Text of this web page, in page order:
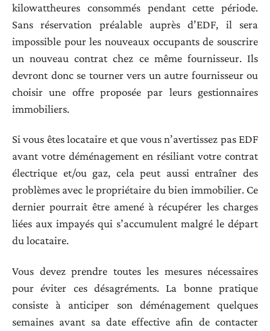
kilowattheures consommés pendant cette période.
Sans réservation préalable auprès d’EDF, il sera
impossible pour les nouveaux occupants de souscrire
un nouveau contrat chez ce même fournisseur. Ils
devront donc se tourner vers un autre fournisseur ou
choisir une offre proposée par leurs gestionnaires
immobiliers.
Si vous êtes locataire et que vous n’avertissez pas EDF
avant votre déménagement en résiliant votre contrat
électrique et/ou gaz, cela peut aussi entraîner des
problèmes avec le propriétaire du bien immobilier. Ce
dernier pourrait être amené à récupérer les charges
liées aux impayés qui s’accumulent malgré le départ
du locataire.
Vous devez prendre toutes les mesures nécessaires
pour éviter ces désagréments. La bonne pratique
consiste à anticiper son déménagement quelques
semaines avant sa date effective afin de contacter